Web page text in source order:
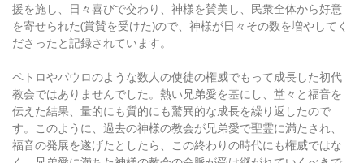
援を施し、日々喜びで交わり、神様を賛美し、民衆全体から好意
を寄せられた(賞賛を受けた)ので、神様が日々その数を増やしてく
ださったと記録されています。
ペトロやパウロのような数人の使徒の権威でもって成長した初代
教会ではありませんでした。熱い兄弟愛を基にし、堂々と福音を
伝えた結果、量的にも質的にも驚異的な成長を繰り返したので
す。このように、過去の神様の教会が兄弟愛で聖霊に満たされ、
福音の発展を遂げたとしたら、この終わりの時代にも権威ではな